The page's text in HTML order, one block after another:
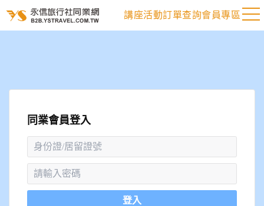
講座活動訂單查詢會員專區
同業會員登入
登入